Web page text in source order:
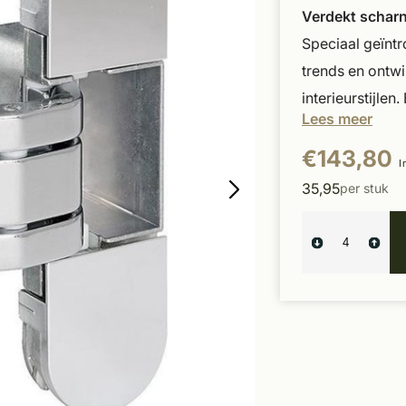
Verdekt
Speciaal
trends en
interieurstijlen.
Lees meer
€143,80
35,95per stuk